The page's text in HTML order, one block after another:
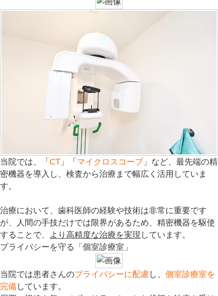
当院では、「 CT 」「 マイクロスコープ」など、最先端の精
密機器を導入し、検査から治療まで幅広く活用していま
す。
治療において、歯科医師の経験や技術は非常に重要です
が、人間の手技だけでは限界があるため、精密機器を駆使
することで、
より高精度な治療を実現 しています。
プライバシーを守る「個室診療室」
当院では患者さんのプライバシーに配慮 し、 個室診療室を
完備しています。